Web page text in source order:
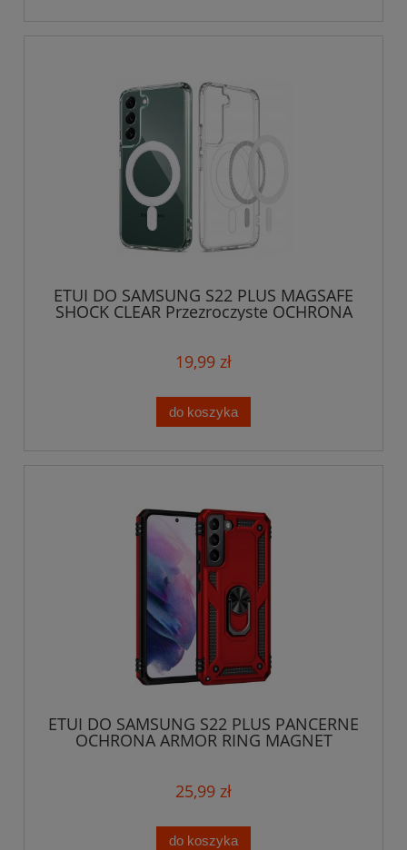
ETUI DO SAMSUNG S22 PLUS MAGSAFE
SHOCK CLEAR Przezroczyste OCHRONA
APARATU
19,99 zł
do koszyka
ETUI DO SAMSUNG S22 PLUS PANCERNE
OCHRONA ARMOR RING MAGNET
25,99 zł
do koszyka